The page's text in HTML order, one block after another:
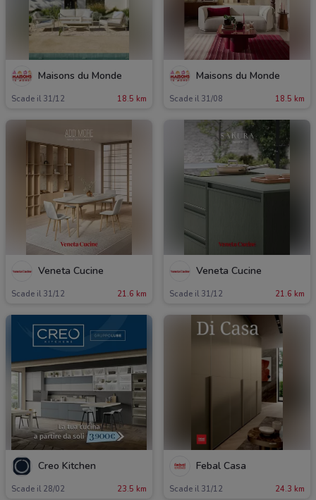
Maisons du Monde
Scade il 31/12 18.5 km
Maisons du Monde
Scade il 31/08 18.5 km
Veneta Cucine
Scade il 31/12 21.6 km
Veneta Cucine
Scade il 31/12 21.6 km
Creo Kitchen
Scade il 28/02 23.5 km
Febal Casa
Scade il 31/12 24.3 km